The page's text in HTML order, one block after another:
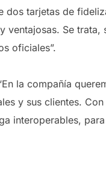
dos tarjetas de
Se
oficiales”.
la compañía
y sus clientes.
interoperables,